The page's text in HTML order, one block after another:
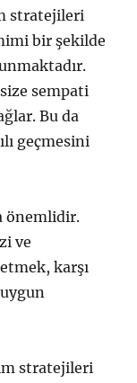
stratejileri
bir şekilde
sempati
Bu da
geçmesini
önemlidir.
ve
karşı
stratejileri